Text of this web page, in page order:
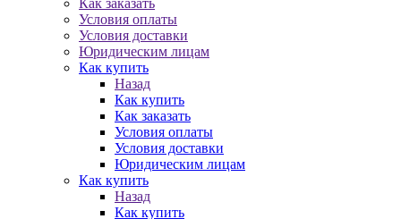
Как заказать
Условия оплаты
Условия доставки
Юридическим лицам
Как купить
Назад
Как купить
Как заказать
Условия оплаты
Условия доставки
Юридическим лицам
Как купить
Назад
Как купить